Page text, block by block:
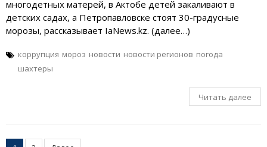
многодетных матерей, в Актобе детей закаливают в
детских садах, а Петропавловске стоят 30-градусные
морозы, рассказывает IaNews.kz. (далее…)
коррупция мороз новости новости регионов погода
шахтеры
Читать далее